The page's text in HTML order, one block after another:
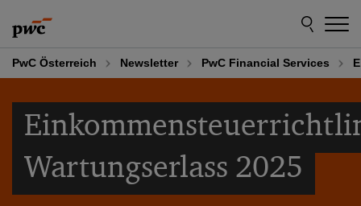
to
content
to
footer
PwC Österreich Newsletter PwC Financial Services
Wartungserlass 2025